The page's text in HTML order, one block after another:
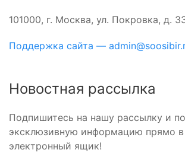
101000, г. Москва, ул. Покровка, д.
Поддержка сайта —
Новостная рассылка
Подпишитесь на нашу рассылку и
эксклюзивную информацию прямо
электронный ящик!